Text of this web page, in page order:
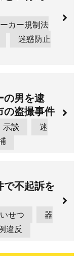
カー規制法
迷惑防止
の男を逮
盗撮事件
示談
迷
で不起訴を
せつ
器
違反